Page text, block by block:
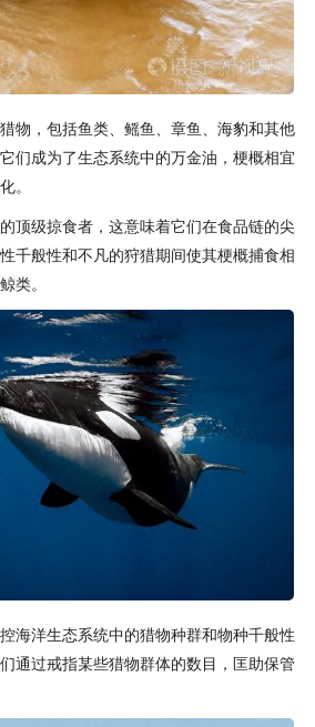
物，包括鱼类、鳐鱼、章鱼、海豹和其他
们成为了生态系统中的万金油，梗概相宜
。
顶级掠食者，这意味着它们在食品链的尖
千般性和不凡的狩猎期间使其梗概捕食相
类。
海洋生态系统中的猎物种群和物种千般性
通过戒指某些猎物群体的数目，匡助保管